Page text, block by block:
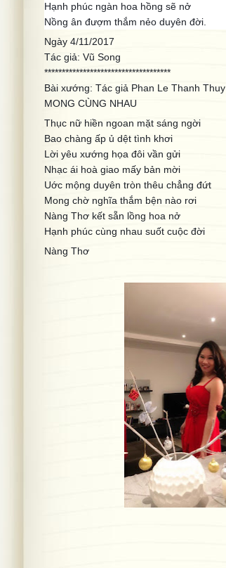
Hạnh phúc ngàn hoa hồng sẽ nở
Nồng ân đượm thắm nẻo duyên đời.
Ngày 4/11/2017
Tác giả: Vũ Song
************************************
Bài xướng: Tác giả Phan Le Thanh Thuy
MONG CÙNG NHAU
Thục nữ hiền ngoan mặt sáng ngời
Bao chàng ấp ủ dệt tình khơi
Lời yêu xướng họa đôi vần gửi
Nhạc ái hoà giao mấy bản mời
Uớc mộng duyên tròn thêu chẳng đứt
Mong chờ nghĩa thắm bện nào rơi
Nàng Thơ kết sẵn lồng hoa nở
Hạnh phúc cùng nhau suốt cuộc đời
Nàng Thơ